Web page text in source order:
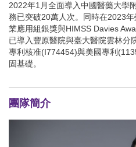
務已突破20萬人次。同時在2023
業應用組銀獎與HIMSS Davies
已導入豐原醫院與臺大醫院雲林分
專利核准(I774454)與美國專利
固基礎。